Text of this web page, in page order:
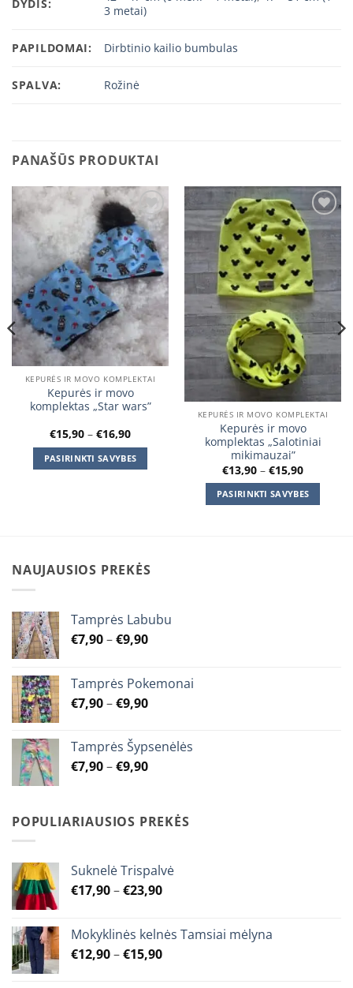
DYDIS:
3 metai)
PAPILDOMAI: Dirbtinio kailio bumbulas
SPALVA: Rožinė
PANAŠŪS PRODUKTAI
Add to
wishlist
KEPURĖS IR MOVO KOMPLEKTAI
Kepurės ir movo
komplektas „Star wars”
€15,90 – €16,90Price
€15,90
through
€16,90
PASIRINKTI SAVYBES
options
chosen
on
product
page
Add to
wishlist
KEPURĖS IR MOVO KOMPLEKTAI
Kepurės ir movo
komplektas „Salotiniai
mikimauzai”
€13,90 – €15,90Price
€13,90
through
€15,90
PASIRINKTI SAVYBES
NAUJAUSIOS PREKĖS
Tamprės Labubu
€7,90–€9,90Price
through
€9,90
Tamprės Pokemonai
€7,90–€9,90Price
through
€9,90
Tamprės Šypsenėlės
€7,90–€9,90Price
through
€9,90
POPULIARIAUSIOS PREKĖS
Suknelė Trispalvė
€17,90–€23,90Price
through
€23,90
Mokyklinės kelnės Tamsiai mėlyna
€12,90–€15,90Price